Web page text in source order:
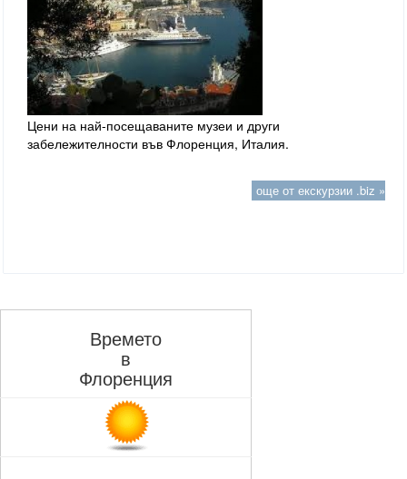
Цени на най-посещаваните музеи и други
забележителности във Флоренция, Италия.
още от екскурзии .biz »
Времето
в
Флоренция